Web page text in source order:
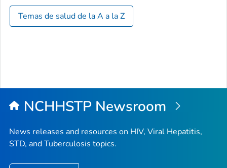
Temas de salud de la A a la Z
NCHHSTP Newsroom
News releases and resources on HIV, Viral Hepatitis,
STD, and Tuberculosis topics.